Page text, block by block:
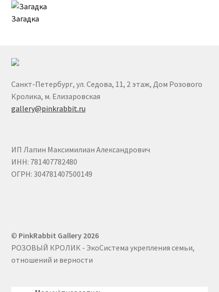
Олеся Уманцива
Петр Тютрин
Степанова Юлия
Загадка
Санкт-Петербург, ул. Седова, 11, 2 этаж, Дом Розового
Кролика, м. Елизаровская
gallery@pinkrabbit.ru
ИП Лапин Максимилиан Александрович
ИНН: 781407782480
ОГРН: 304781407500149
© PinkRabbit Gallery 2026
РОЗОВЫЙ КРОЛИК - ЭкоСистема укрепления семьи,
отношений и верности